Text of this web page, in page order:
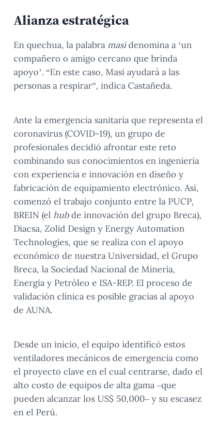
Alianza estratégica
En quechua, la palabra masidenomina a ‘un
compañero o amigo cercano que brinda
apoyo’. “En este caso, Masi ayudará a las
personas a respirar”, indica Castañeda.
Ante la emergencia sanitaria que representa el
coronavirus (COVID-19), un grupo de
profesionales decidió afrontar este reto
combinando sus conocimientos en ingeniería
con experiencia e innovación en diseño y
fabricación de equipamiento electrónico. Así,
comenzó el trabajo conjunto entre la PUCP,
BREIN (el hubde innovación del grupo Breca),
Diacsa, Zolid Design y Energy Automation
Technologies, que se realiza con el apoyo
económico de nuestra Universidad, el Grupo
Breca, la Sociedad Nacional de Minería,
Energía y Petróleo e ISA-REP. El proceso de
validación clínica es posible gracias al apoyo
de AUNA.
Desde un inicio, el equipo identificó estos
ventiladores mecánicos de emergencia como
el proyecto clave en el cual centrarse, dado el
alto costo de equipos de alta gama –que
pueden alcanzar los US$ 50,000– y su escasez
en el Perú.